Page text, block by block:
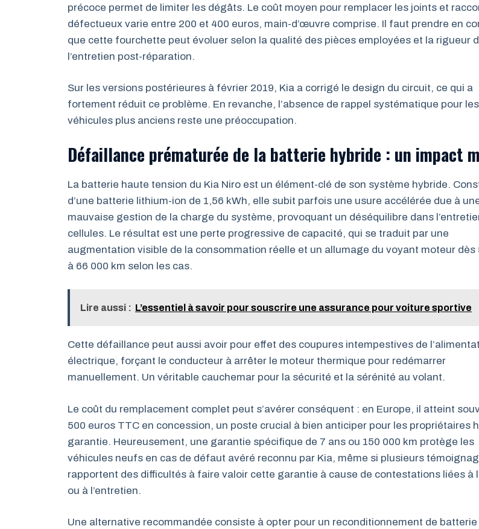
précoce permet de limiter les dégâts. Le coût moyen pour remplacer les joints et
défectueux varie entre 200 et 400 euros, main-d’œuvre comprise. Il faut prendre en
que cette fourchette peut évoluer selon la qualité des pièces employées et la rigueur
l’entretien post-réparation.
Sur les versions postérieures à février 2019, Kia a corrigé le design du circuit, ce qui a
fortement réduit ce problème. En revanche, l’absence de rappel systématique pour les
véhicules plus anciens reste une préoccupation.
Défaillance prématurée de la batterie hybride : un impact
La batterie haute tension du Kia Niro est un élément-clé de son système hybride.
d’une batterie lithium-ion de 1,56 kWh, elle subit parfois une usure accélérée due à
mauvaise gestion de la charge du système, provoquant un déséquilibre dans
cellules. Le résultat est une perte progressive de capacité, qui se traduit par une
augmentation visible de la consommation réelle et un allumage du voyant moteur dès
à 66 000 km selon les cas.
Lire aussi : L’essentiel à savoir pour souscrire une assurance pour voiture sportive
Cette défaillance peut aussi avoir pour effet des coupures intempestives de
électrique, forçant le conducteur à arrêter le moteur thermique pour redémarrer
manuellement. Un véritable cauchemar pour la sécurité et la sérénité au volant.
Le coût du remplacement complet peut s’avérer conséquent : en Europe, il atteint
500 euros TTC en concession, un poste crucial à bien anticiper pour les propriétaires
garantie. Heureusement, une garantie spécifique de 7 ans ou 150 000 km protège les
véhicules neufs en cas de défaut avéré reconnu par Kia, même si plusieurs
rapportent des difficultés à faire valoir cette garantie à cause de contestations liées à
ou à l’entretien.
Une alternative recommandée consiste à opter pour un reconditionnement de